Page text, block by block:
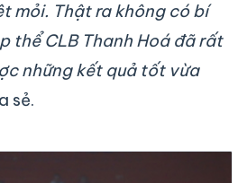
mỏi. Thật ra không có bí
thể CLB Thanh Hoá đã rất
những kết quả tốt vừa
sẻ.